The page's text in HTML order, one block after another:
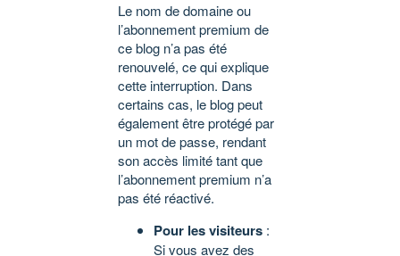
Le nom de domaine ou
l’abonnement premium de
ce blog n’a pas été
renouvelé, ce qui explique
cette interruption. Dans
certains cas, le blog peut
également être protégé par
un mot de passe, rendant
son accès limité tant que
l’abonnement premium n’a
pas été réactivé.
Pour les visiteurs :
Si vous avez des